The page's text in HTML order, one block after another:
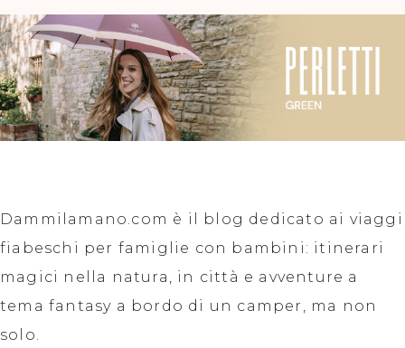
Dammilamano.com è il blog dedicato ai viaggi
fiabeschi per famiglie con bambini: itinerari
magici nella natura, in città e avventure a
tema fantasy a bordo di un camper, ma non
solo.